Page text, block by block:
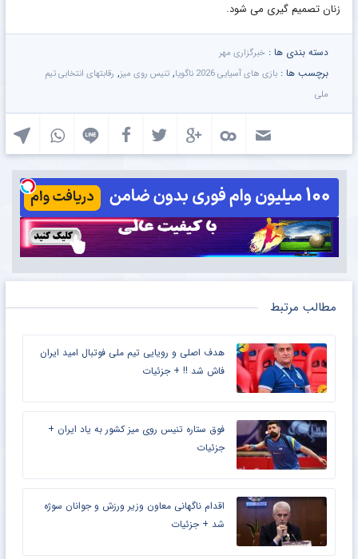
زنان تصمیم گیری می شود.
دسته بندی ها : خبرگزاری مهر
برچسب ها : بازی های آسیایی 2026 ناگویا , تنیس روی میز, رقابتهای انتخابی تیم
ملی
مطالب مرتبط
هدف اصلی و رویایی تیم ملی فوتبال امید ایران
فاش شد !! + جزئیات
فوق ستاره تنیس روی میز کشور به یاد ایران +
جزئیات
اقدام ناگهانی معاون وزیر ورزش و جوانان سوژه
شد + جزئیات